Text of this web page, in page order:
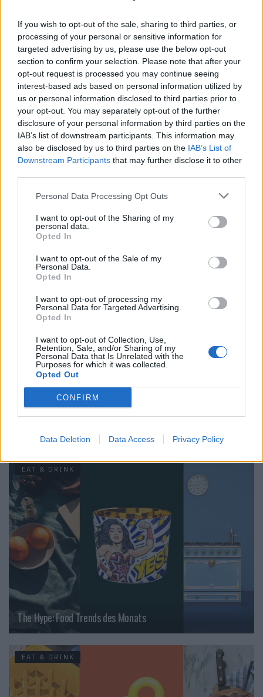
If you wish to opt-out of the sale, sharing to third parties, or
processing of your personal or sensitive information for
targeted advertising by us, please use the below opt-out
section to confirm your selection. Please note that after your
opt-out request is processed you may continue seeing
interest-based ads based on personal information utilized by
us or personal information disclosed to third parties prior to
your opt-out. You may separately opt-out of the further
disclosure of your personal information by third parties on the
IAB’s list of downstream participants. This information may
also be disclosed by us to third parties on the IAB’s List of
Downstream Participants that may further disclose it to other
Personal Data Processing Opt Outs
I want to opt-out of the Sharing of my
personal data.
Opted In
I want to opt-out of the Sale of my
Personal Data.
Opted In
I want to opt-out of processing my
Personal Data for Targeted Advertising.
Opted In
I want to opt-out of Collection, Use,
Retention, Sale, and/or Sharing of my
Personal Data that Is Unrelated with the
Purposes for which it was collected.
Opted Out
CONFIRM
Data Deletion Data Access Privacy Policy
© Bibi Restaurant
Du willst edel, und zwar richtig edel essen? Dann nichts
wie los zum Gourmetfestival The Epicure im Dolder
Grandin Zürich.
Tropical Mountains Coffee
VERWANDTE ARTIKEL
EAT & DRINK
EAT & DRINK
The Hype: Food Trends des Monats
EAT & DRINK